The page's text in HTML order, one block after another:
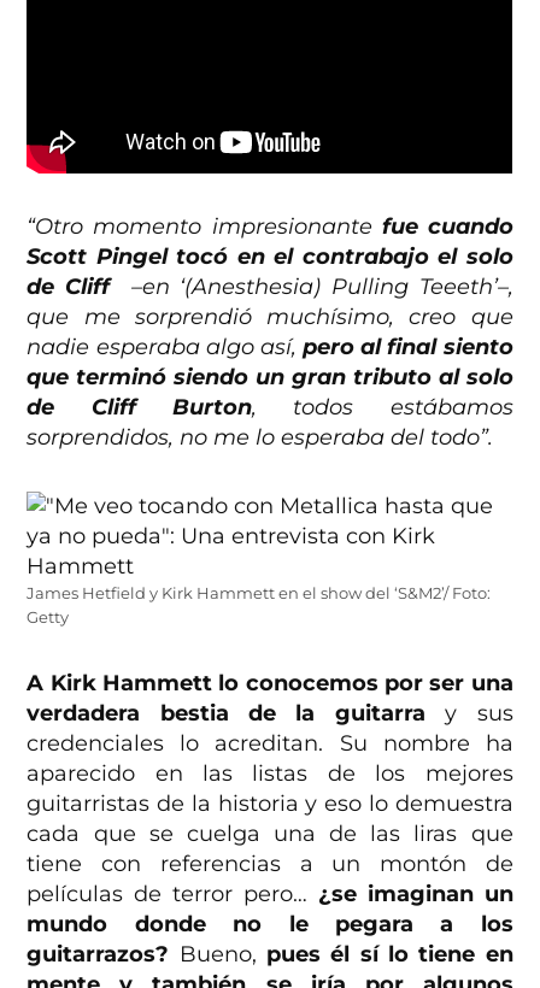
“Otro momento impresionante fue cuando
Scott Pingel tocó en el contrabajo el solo
de Cliff
–en ‘(Anesthesia) Pulling Teeeth’–,
que me sorprendió muchísimo, creo que
nadie esperaba algo así,pero al final siento
que terminó siendo un gran tributo al solo
de Cliff Burton, todos estábamos
sorprendidos, no me lo esperaba del todo”.
James Hetfield y Kirk Hammett en el show del ‘S&M2’/ Foto:
Getty
A Kirk Hammett lo conocemos por ser una
verdadera bestia de la guitarra y sus
credenciales lo acreditan. Su nombre ha
aparecido en las listas de los mejores
guitarristas de la historia y eso lo demuestra
cada que se cuelga una de las liras que
tiene con referencias a un montón de
películas de terror pero… ¿se imaginan un
mundo donde no le pegara a los
guitarrazos? Bueno, pues él sí lo tiene en